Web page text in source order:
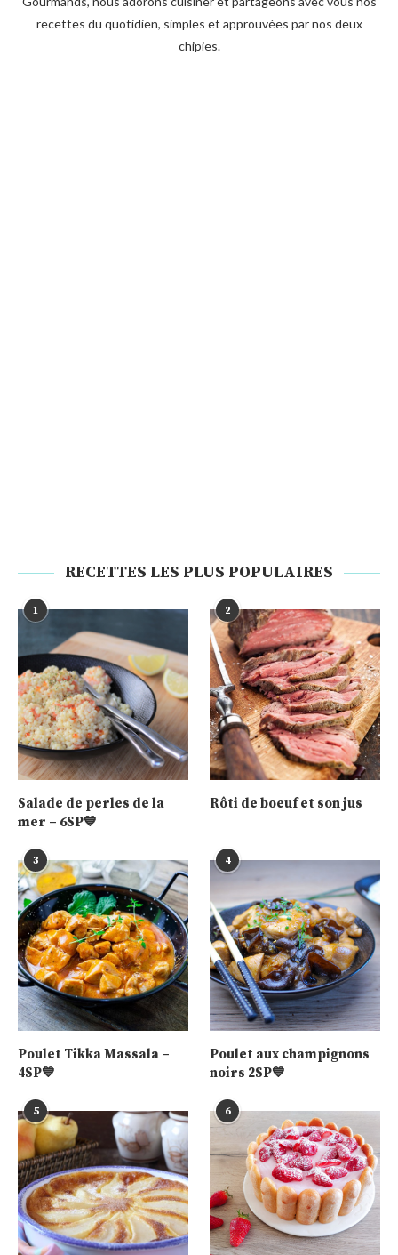
recettes du quotidien, simples et approuvées par nos deux
chipies.
RECETTES LES PLUS POPULAIRES
1
Salade de perles de la
mer – 6SP💙
2
Rôti de boeuf et son jus
3
Poulet Tikka Massala –
4SP💙
4
Poulet aux champignons
noirs 2SP💙
5 6